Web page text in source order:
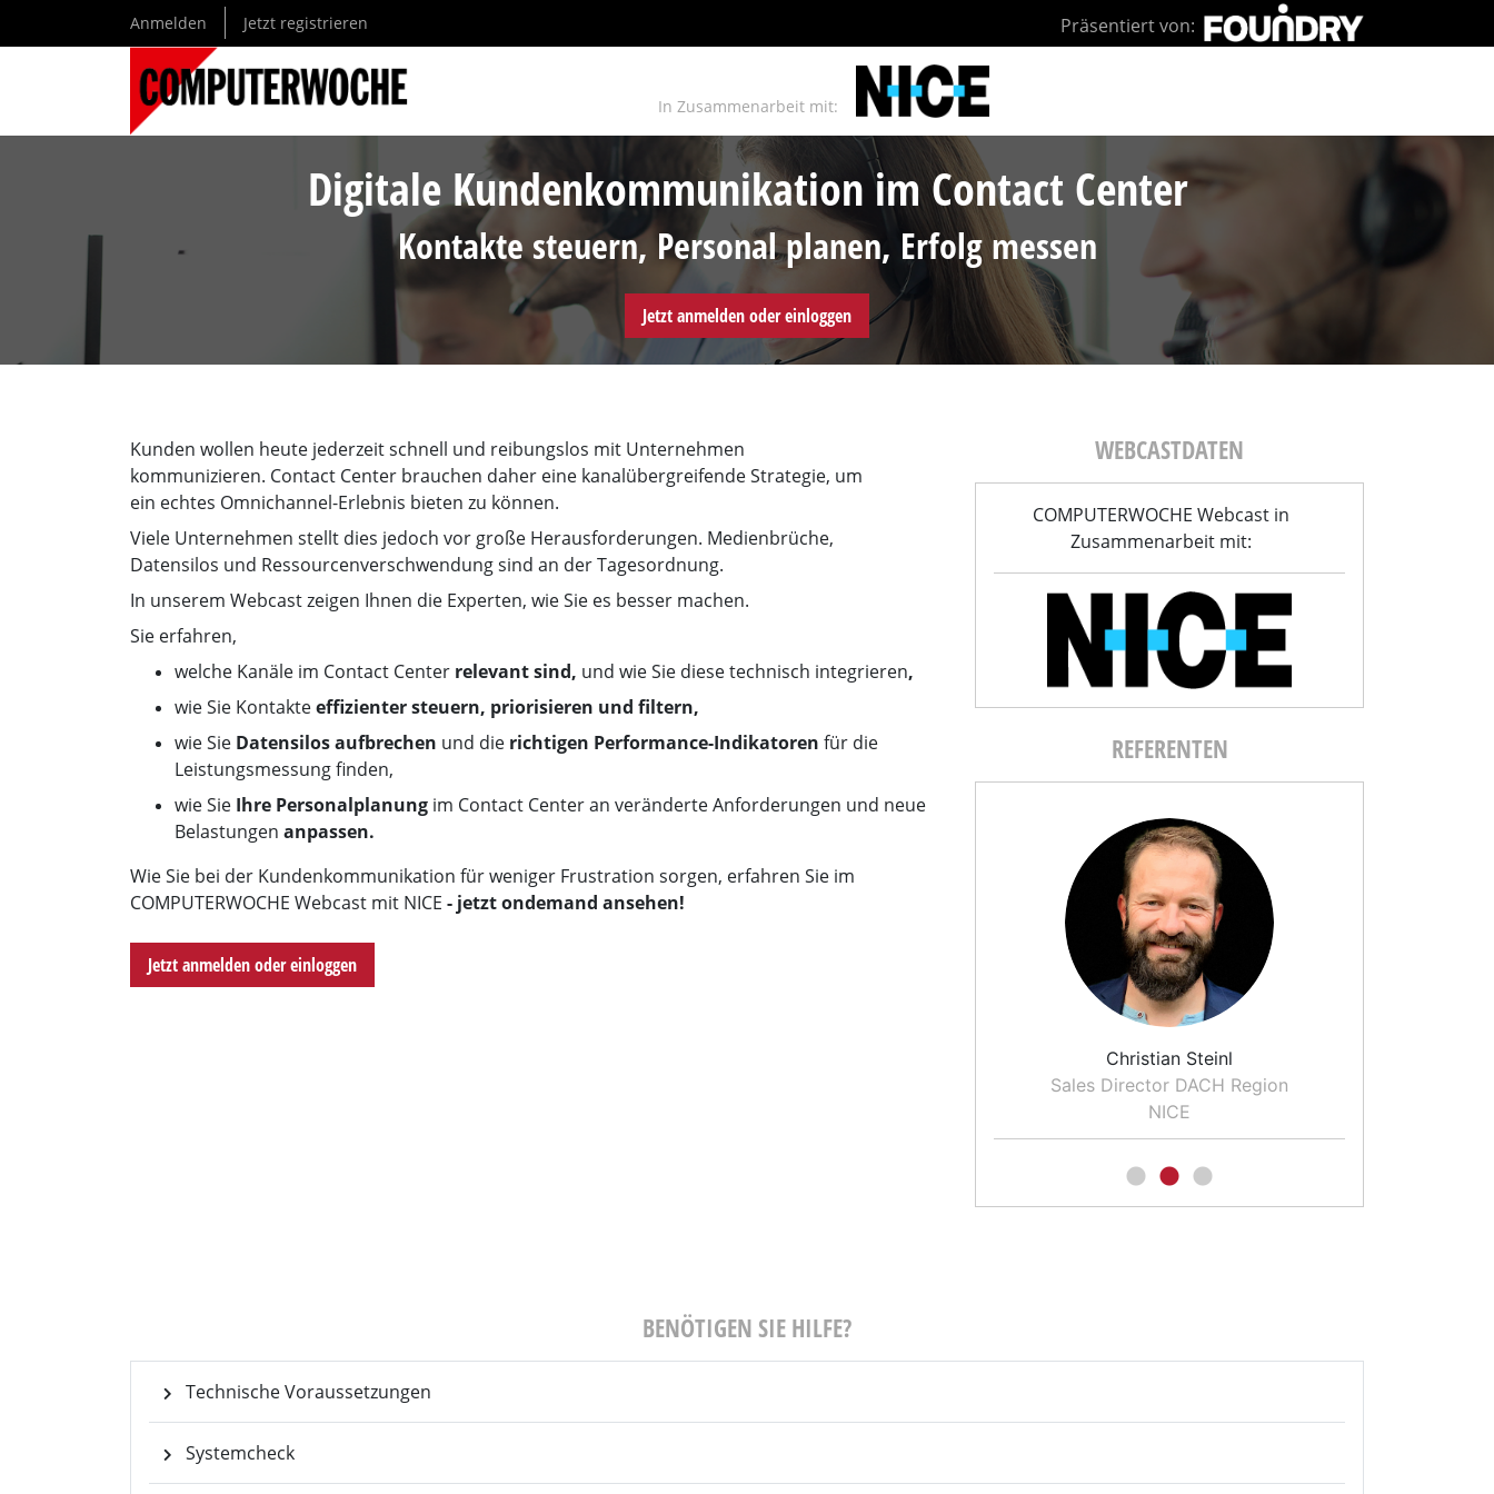
Anmelden Jetzt registrieren Präsentiert von:
In Zusammenarbeit mit:
Digitale Kundenkommunikation im Contact Center
Kontakte steuern, Personal planen, Erfolg messen
Jetzt anmelden oder einloggen
Kunden wollen heute jederzeit schnell und reibungslos mit Unternehmen
kommunizieren. Contact Center brauchen daher eine kanalübergreifende Strategie, um
ein echtes Omnichannel-Erlebnis bieten zu können.
Viele Unternehmen stellt dies jedoch vor große Herausforderungen. Medienbrüche,
Datensilos und Ressourcenverschwendung sind an der Tagesordnung.
In unserem Webcast zeigen Ihnen die Experten, wie Sie es besser machen.
Sie erfahren,
welche Kanäle im Contact Center relevant sind, und wie Sie diese technisch integrieren,
wie Sie Kontakteeffizienter steuern, priorisieren und filtern,
wie Sie Datensilos aufbrechen und die richtigen Performance-Indikatoren für die
Leistungsmessung finden,
wie Sie Ihre Personalplanung im Contact Center an veränderte Anforderungen und neue
Belastungen anpassen.
Wie Sie bei der Kundenkommunikation für weniger Frustration sorgen, erfahren Sie im
COMPUTERWOCHE Webcast mit NICE - jetzt ondemand ansehen!
Jetzt anmelden oder einloggen
WEBCASTDATEN
COMPUTERWOCHE Webcast in
Zusammenarbeit mit:
REFERENTEN
Christian Steinl
Sales Director DACH Region
NICE
BENÖTIGEN SIE HILFE?
Technische Voraussetzungen
Systemcheck